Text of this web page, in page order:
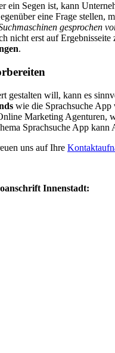
ein Segen ist, kann
eine Frage stellen,
gesprochen
nicht erst auf
.
gestalten will, kann es
wie die Sprachsuche
Marketing Agenturen,
Sprachsuche App kann
uns auf Ihre
Innenstadt: